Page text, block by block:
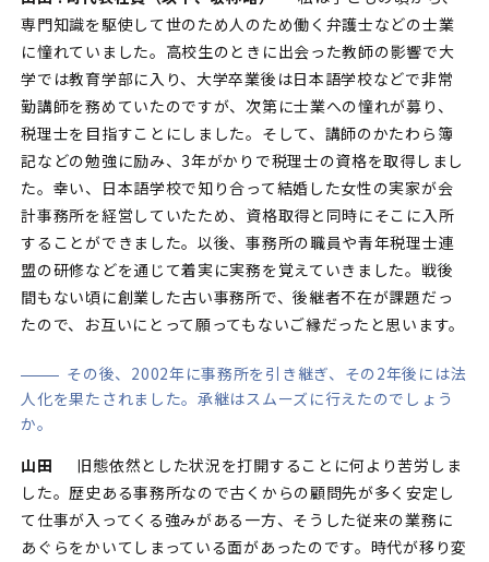
専門知識を駆使して世のため人のため働く弁護士などの士業
に憧れていました。高校生のときに出会った教師の影響で大
学では教育学部に入り、大学卒業後は日本語学校などで非常
勤講師を務めていたのですが、次第に士業への憧れが募り、
税理士を目指すことにしました。そして、講師のかたわら簿
記などの勉強に励み、3年がかりで税理士の資格を取得しまし
た。幸い、日本語学校で知り合って結婚した女性の実家が会
計事務所を経営していたため、資格取得と同時にそこに入所
することができました。以後、事務所の職員や青年税理士連
盟の研修などを通じて着実に実務を覚えていきました。戦後
間もない頃に創業した古い事務所で、後継者不在が課題だっ
たので、お互いにとって願ってもないご縁だったと思います。
その後、2002年に事務所を引き継ぎ、その2年後には法
人化を果たされました。承継はスムーズに行えたのでしょう
か。
山田
旧態依然とした状況を打開することに何より苦労しま
した。歴史ある事務所なので古くからの顧問先が多く安定し
て仕事が入ってくる強みがある一方、そうした従来の業務に
あぐらをかいてしまっている面があったのです。時代が移り変